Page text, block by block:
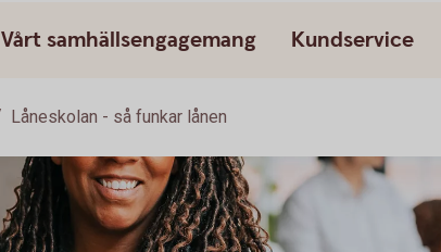
Vårt samhällsengagemang Kundservice
Låneskolan - så funkar lånen